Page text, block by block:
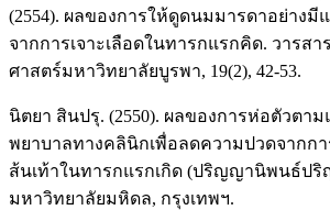
(2554). ผลของการให้ดูดนมมารดาอย่าง
จากการเจาะเลือดในทารกแรกคิด. วารส
ศาสตร์มหาวิทยาลัยบูรพา, 19(2), 42-53.
นิตยา สินปรุ. (2550). ผลของการห่อตัวตา
พยาบาลทางคลินิกเพื่อลดความปวดจากกา
ส้นเท้าในทารกแรกเกิด (ปริญญานิพนธ์
มหาวิทยาลัยมหิดล, กรุงเทพฯ.